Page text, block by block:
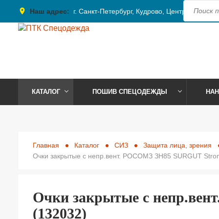
place Наш адрес: г. Санкт-Петербург, Кудрово, Центральная,
КАТАЛОГ ПОШИВ СПЕЦОДЕЖДЫ
Главная Каталог СИЗ Защита лица, зрения
Очки закрытые с непр.вент. РОСОМЗ ЗН85 SURGUT
Очки закрытые с
(132032)